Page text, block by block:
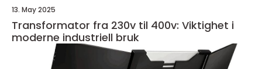
13. May 2025
Transformator fra 230v til 400v: Viktighet i
moderne industriell bruk